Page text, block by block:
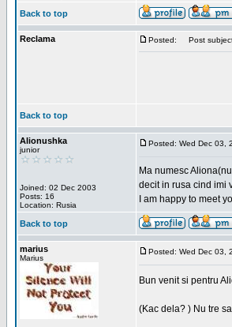
Back to top
Reclama Posted: Post
Back to top
Alionushka
junior
Joined: 02 Dec 2003
Posts: 16
Location: Rusia
Posted: Wed Dec 03,
Ma numesc
decit in rusa cind imi
I am happy to meet
Back to top
marius
Marius
Posted: Wed Dec 03,
Bun venit si pentru
(Kac dela? ) Nu tre